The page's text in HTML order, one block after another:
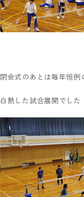
閉会式のあとは毎年恒例
白熱した試合展開でした